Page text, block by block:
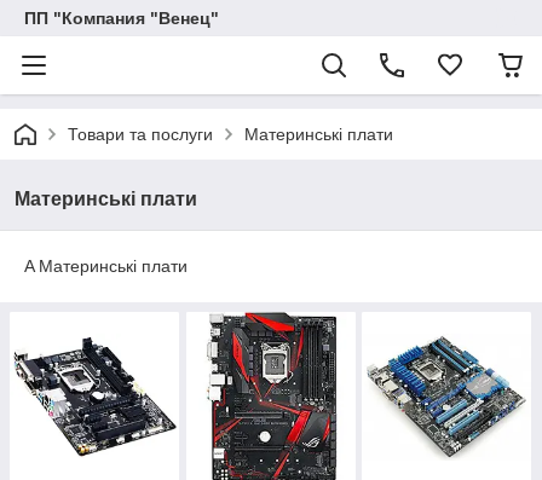
ПП "Компания "Венец"
Товари та послуги Материнські плати
Материнські плати
A Материнські плати